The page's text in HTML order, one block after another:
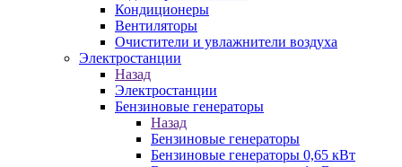
Кондиционеры
Вентиляторы
Очистители и увлажнители воздуха
Электростанции
Назад
Электростанции
Бензиновые генераторы
Назад
Бензиновые генераторы
Бензиновые генераторы 0,65 кВт